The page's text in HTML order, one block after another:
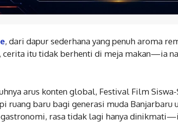
, dari dapur sederhana yang penuh aroma
cerita itu tidak berhenti di meja makan—ia
arus konten global, Festival Film
ruang baru bagi generasi muda Banjarbaru
rasa tidak lagi hanya